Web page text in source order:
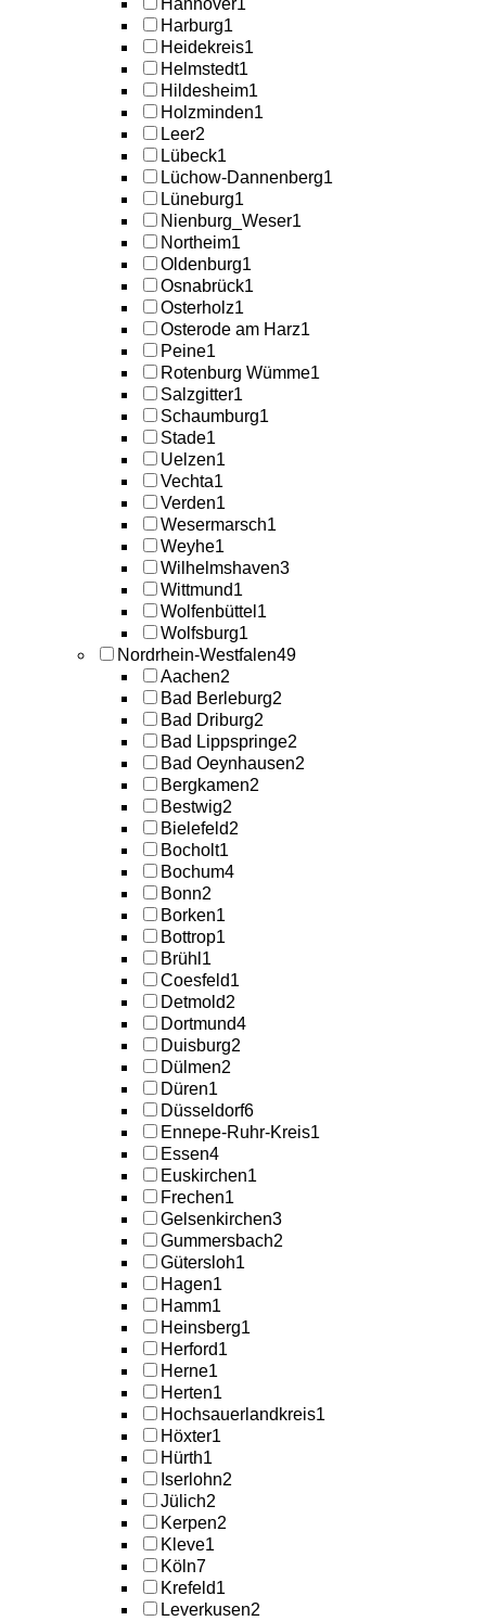
Hannover1
Harburg1
Heidekreis1
Helmstedt1
Hildesheim1
Holzminden1
Leer2
Lübeck1
Lüchow-Dannenberg1
Lüneburg1
Nienburg_Weser1
Northeim1
Oldenburg1
Osnabrück1
Osterholz1
Osterode am Harz1
Peine1
Rotenburg Wümme1
Salzgitter1
Schaumburg1
Stade1
Uelzen1
Vechta1
Verden1
Wesermarsch1
Weyhe1
Wilhelmshaven3
Wittmund1
Wolfenbüttel 1
Wolfsburg1
Nordrhein-Westfalen49
Aachen2
Bad Berleburg2
Bad Driburg2
Bad Lippspringe2
Bad Oeynhausen2
Bergkamen2
Bestwig2
Bielefeld2
Bocholt1
Bochum4
Bonn2
Borken1
Bottrop1
Brühl 1
Coesfeld1
Detmold2
Dortmund4
Duisburg2
Dülmen2
Düren1
Düsseldorf6
Ennepe-Ruhr-Kreis1
Essen4
Euskirchen1
Frechen1
Gelsenkirchen3
Gummersbach2
Gütersloh1
Hagen1
Hamm1
Heinsberg1
Herford1
Herne1
Herten1
Hochsauerlandkreis1
Höxter1
Hürth1
Iserlohn2
Jülich2
Kerpen2
Kleve1
Köln7
Krefeld1
Leverkusen2